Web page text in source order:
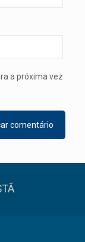
a próxima vez